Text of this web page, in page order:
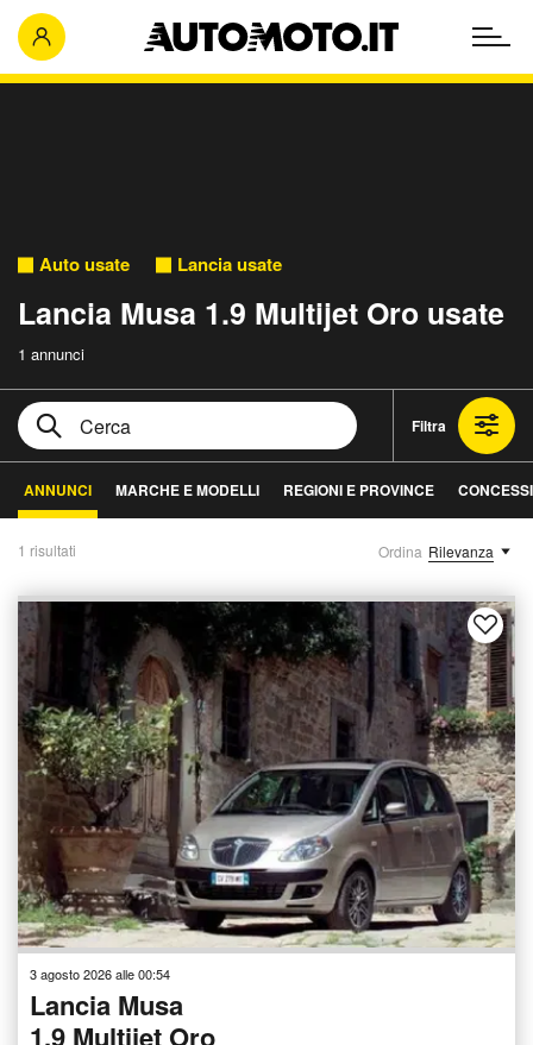
Auto usate Lancia usate
Lancia Musa 1.9 Multijet Oro usate
1 annunci
Filtra
ANNUNCI MARCHE E MODELLI REGIONI E PROVINCE
1 risultati Ordina Rilevanza
3 agosto 2026 alle 00:54
Lancia Musa
1.9 Multijet Oro